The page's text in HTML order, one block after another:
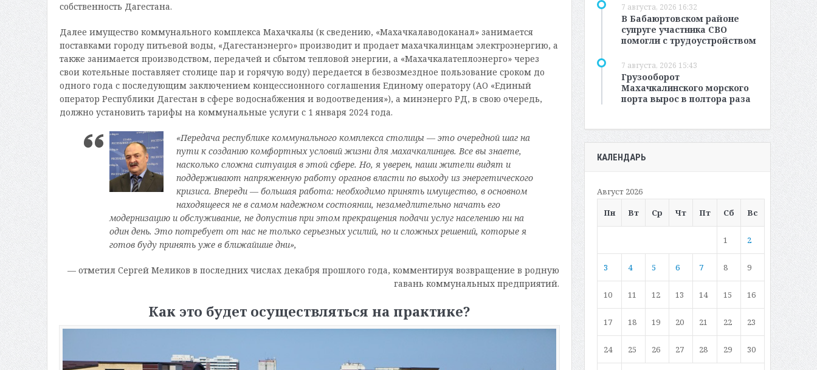
собственность Дагестана.
Далее имущество коммунального комплекса Махачкалы (к сведению, «Махачкалаводоканал» занимается
поставками городу питьевой воды, «Дагестанэнерго» производит и продает махачкалинцам электроэнергию, а
также занимается производством, передачей и сбытом тепловой энергии, а «Махачкалатеплоэнерго» через
свои котельные поставляет столице пар и горячую воду) передается в безвозмездное пользование сроком до
одного года с последующим заключением концессионного соглашения Единому оператору (АО «Единый
оператор Республики Дагестан в сфере водоснабжения и водоотведения»), а минэнерго РД, в свою очередь,
должно установить тарифы на коммунальные услуги с 1 января 2024 года.
«Передача республике коммунального комплекса столицы — это очередной шаг на
пути к созданию комфортных условий жизни для махачкалинцев. Все вы знаете,
насколько сложна ситуация в этой сфере. Но, я уверен, наши жители видят и
поддерживают напряженную работу органов власти по выходу из энергетического
кризиса. Впереди — большая работа: необходимо принять имущество, в основном
находящееся не в самом надежном состоянии, незамедлительно начать его
модернизацию и обслуживание, не допустив при этом прекращения подачи услуг населению ни на
один день. Это потребует от нас не только серьезных усилий, но и сложных решений, которые я
готов буду принять уже в ближайшие дни»,
— отметил Сергей Меликов в последних числах декабря прошлого года, комментируя возвращение в родную
гавань коммунальных предприятий.
Как это будет осуществляться на практике?
7 августа, 2026 16:32
В Бабаюртовском районе
супруге участника СВО
помогли с трудоустройством
7 августа, 2026 15:43
Грузооборот
Махачкалинского морского
порта вырос в полтора раза
КАЛЕНДАРЬ
Август 2026
Пн
Вт Ср Чт Пт Сб Вс
1 2
3 4 5 6 7 8 9
10 11 12 13 14 15 16
17 18 19 20 21 22 23
24 25 26 27 28 29 30